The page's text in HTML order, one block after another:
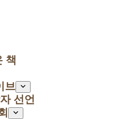
책
브
선언